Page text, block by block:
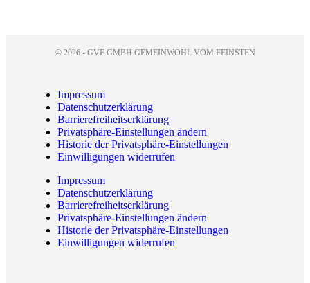
© 2026 - GVF GMBH GEMEINWOHL VOM FEINSTEN
Impressum
Datenschutzerklärung
Barrierefreiheitserklärung
Privatsphäre-Einstellungen ändern
Historie der Privatsphäre-Einstellungen
Einwilligungen widerrufen
Impressum
Datenschutzerklärung
Barrierefreiheitserklärung
Privatsphäre-Einstellungen ändern
Historie der Privatsphäre-Einstellungen
Einwilligungen widerrufen